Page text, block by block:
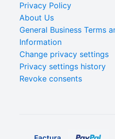
Privacy Policy
About Us
General Business Terms
Information
Change privacy settings
Privacy settings history
Revoke consents